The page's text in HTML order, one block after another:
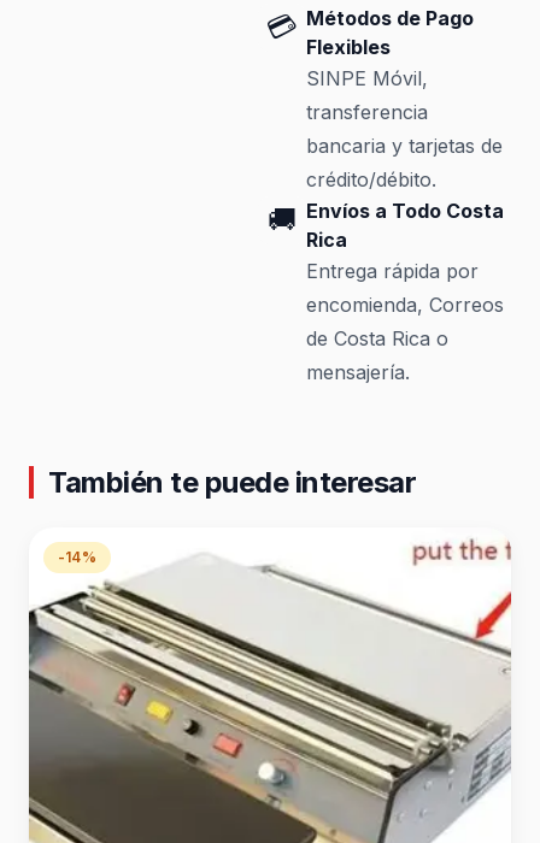
💳 Métodos de Pago
Flexibles
SINPE Móvil,
transferencia
bancaria y tarjetas de
crédito/débito.
🚚 Envíos a Todo Costa
Rica
Entrega rápida por
encomienda, Correos
de Costa Rica o
mensajería.
También te puede interesar
-14%